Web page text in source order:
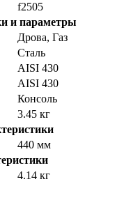
f2505
и параметры
Дрова, Газ
Сталь
AISI 430
AISI 430
Консоль
3.45 кг
440 мм
4.14 кг